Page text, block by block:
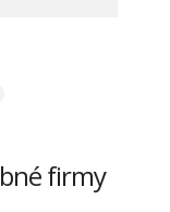
firmy